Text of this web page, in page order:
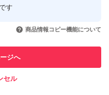
引を完了させた実績があります
での取引実績があります
です
商品情報コピー機能について
ジへ
セル